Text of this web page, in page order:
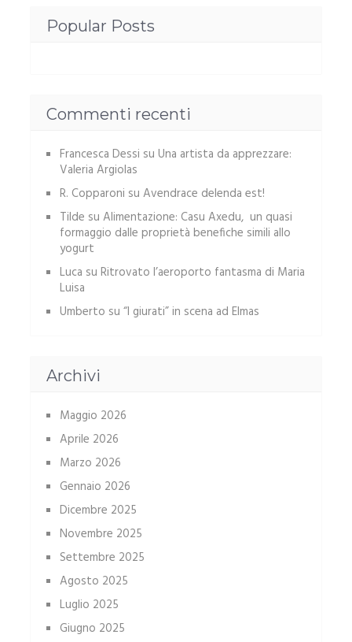
Popular Posts
Commenti recenti
Francesca Dessi su Una artista da apprezzare:
Valeria Argiolas
R. Copparoni su Avendrace delenda est!
Tilde su Alimentazione: Casu Axedu, un quasi
formaggio dalle proprietà benefiche simili allo
yogurt
Luca su Ritrovato l’aeroporto fantasma di Maria
Luisa
Umberto su “I giurati” in scena ad Elmas
Archivi
Maggio 2026
Aprile 2026
Marzo 2026
Gennaio 2026
Dicembre 2025
Novembre 2025
Settembre 2025
Agosto 2025
Luglio 2025
Giugno 2025